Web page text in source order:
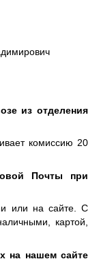
из отделения
комиссию 20
Почты при
или на сайте. С
картой,
на нашем сайте